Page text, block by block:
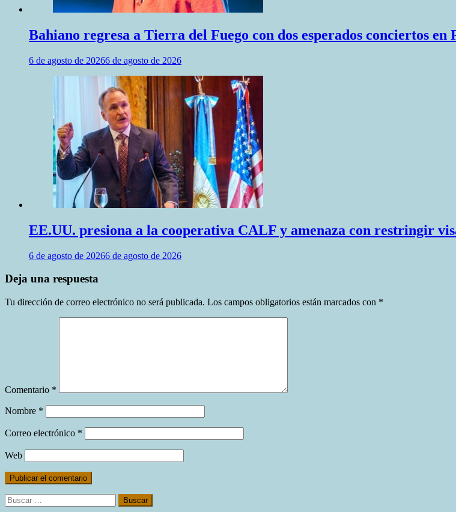
Bahiano regresa a Tierra del Fuego con dos esperados conciertos en
6 de agosto de 20266 de agosto de 2026
EE.UU. presiona a la cooperativa CALF y amenaza con restringir
6 de agosto de 20266 de agosto de 2026
Deja una respuesta
Tu dirección de correo electrónico no será publicada. Los campos obligatorios están marcados con *
Comentario *
Nombre *
Correo electrónico *
Web
Buscar: